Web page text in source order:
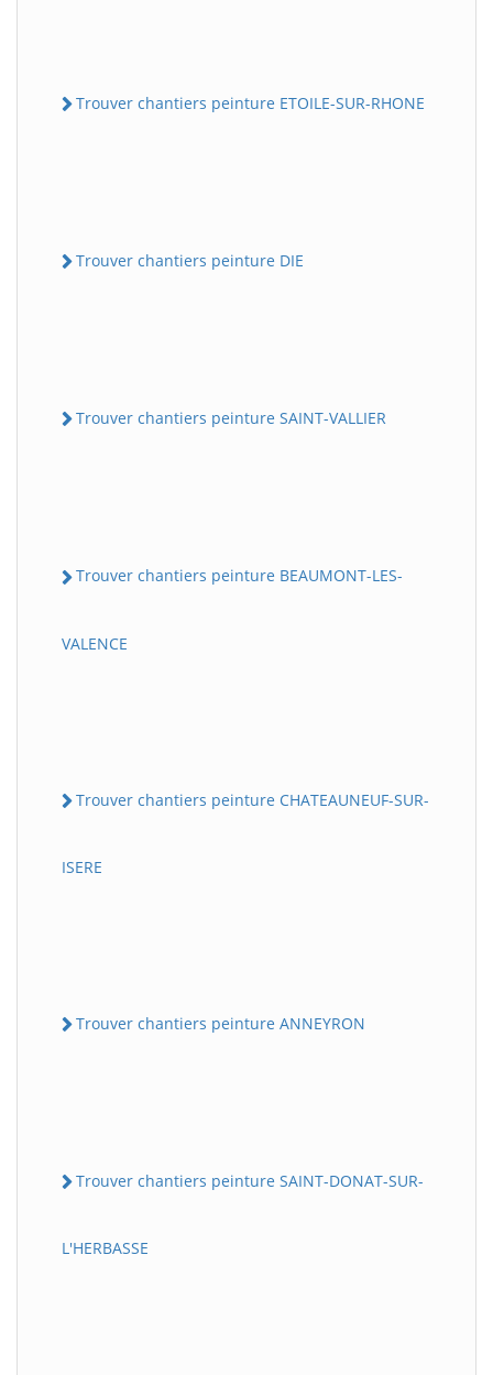
Trouver chantiers peinture ETOILE-SUR-RHONE
Trouver chantiers peinture DIE
Trouver chantiers peinture SAINT-VALLIER
Trouver chantiers peinture BEAUMONT-LES-
VALENCE
Trouver chantiers peinture CHATEAUNEUF-SUR-
ISERE
Trouver chantiers peinture ANNEYRON
Trouver chantiers peinture SAINT-DONAT-SUR-
L'HERBASSE